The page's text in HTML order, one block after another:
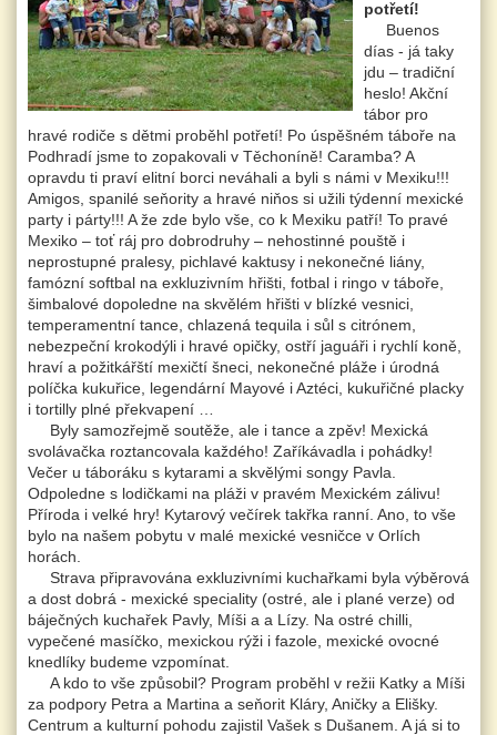
potřetí!
Buenos
días - já taky
jdu – tradiční
heslo! Akční
tábor pro
hravé rodiče s dětmi proběhl potřetí! Po úspěšném táboře na
Podhradí jsme to zopakovali v Těchoníně! Caramba? A
opravdu ti praví elitní borci neváhali a byli s námi v Mexiku!!!
Amigos, spanilé seňority a hravé niňos si užili týdenní mexické
party i párty!!! A že zde bylo vše, co k Mexiku patří! To pravé
Mexiko – toť ráj pro dobrodruhy – nehostinné pouště i
neprostupné pralesy, pichlavé kaktusy i nekonečné liány,
famózní softbal na exkluzivním hřišti, fotbal i ringo v táboře,
šimbalové dopoledne na skvělém hřišti v blízké vesnici,
temperamentní tance, chlazená tequila i sůl s citrónem,
nebezpeční krokodýli i hravé opičky, ostří jaguáři i rychlí koně,
hraví a požitkářští mexičtí šneci, nekonečné pláže i úrodná
políčka kukuřice, legendární Mayové i Aztéci, kukuřičné placky
i tortilly plné překvapení …
Byly samozřejmě soutěže, ale i tance a zpěv! Mexická
svolávačka roztancovala každého! Zaříkávadla i pohádky!
Večer u táboráku s kytarami a skvělými songy Pavla.
Odpoledne s lodičkami na pláži v pravém Mexickém zálivu!
Příroda i velké hry! Kytarový večírek takřka ranní. Ano, to vše
bylo na našem pobytu v malé mexické vesničce v Orlích
horách.
Strava připravována exkluzivními kuchařkami byla výběrová
a dost dobrá - mexické speciality (ostré, ale i plané verze) od
báječných kuchařek Pavly, Míši a a Lízy. Na ostré chilli,
vypečené masíčko, mexickou rýži i fazole, mexické ovocné
knedlíky budeme vzpomínat.
A kdo to vše způsobil? Program proběhl v režii Katky a Míši
za podpory Petra a Martina a seňorit Kláry, Aničky a Elišky.
Centrum a kulturní pohodu zajistil Vašek s Dušanem. A já si to